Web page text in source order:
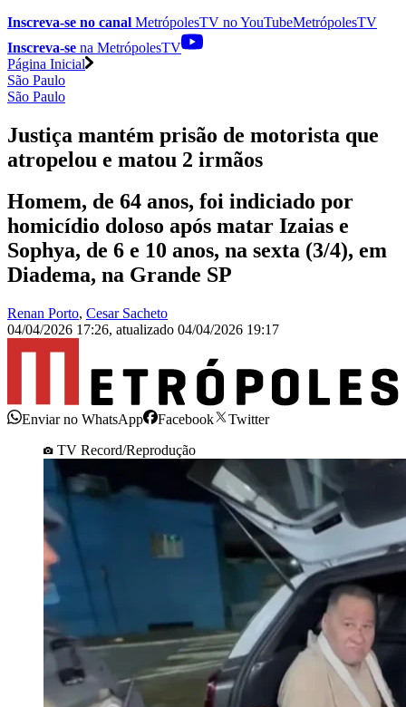
Inscreva-se no canal MetrópolesTV noYouTubeMetrópolesTV
Inscreva-se na MetrópolesTV
Página Inicial
São Paulo
São Paulo
Justiça mantém prisão de motorista que
atropelou e matou 2 irmãos
Homem, de 64 anos, foi indiciado por
homicídio doloso após matar Izaias e
Sophya, de 6 e 10 anos, na sexta (3/4), em
Diadema, na Grande SP
Renan Porto, Cesar Sacheto
04/04/2026 17:26, atualizado 04/04/2026 19:17
Enviar no WhatsApp Facebook
Twitter
TV Record/Reprodução